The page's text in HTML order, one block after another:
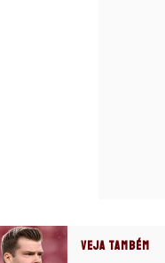
VEJA TAMBÉM